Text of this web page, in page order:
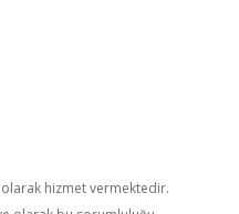
olarak hizmet vermektedir.